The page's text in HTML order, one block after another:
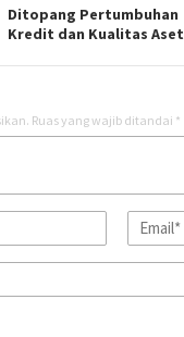
Ditopang Pertumbuhan
Kredit dan Kualitas Aset
Ruas yang wajib ditandai *